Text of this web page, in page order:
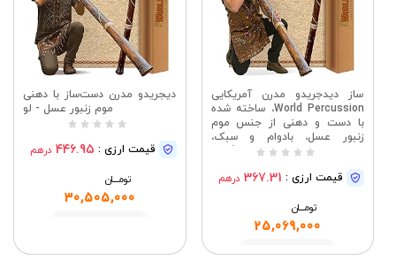
ساز دیدجریدو مدرن آمریکایی
World Percussion، ساخته شده
با دست و دهنی از جنس موم
زنبور عسل، بادوام و سبک،
ایده‌آل برای مبتدیان در گام ر
قیمت ارزی : 367.31 درهم
تومــــــان
25,069,000
مشاهده
دیجریدو مدرن دست‌ساز با دهنی
موم زنبور عسل - لو
قیمت ارزی : 446.95 درهم
تومــــــان
30,505,000